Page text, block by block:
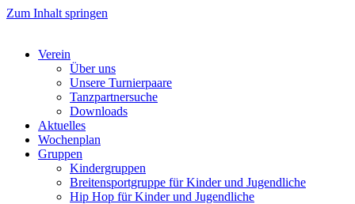
Zum Inhalt springen
Verein
Über uns
Unsere Turnierpaare
Tanzpartnersuche
Downloads
Aktuelles
Wochenplan
Gruppen
Kindergruppen
Breitensportgruppe für Kinder und Jugendliche
Hip Hop für Kinder und Jugendliche​